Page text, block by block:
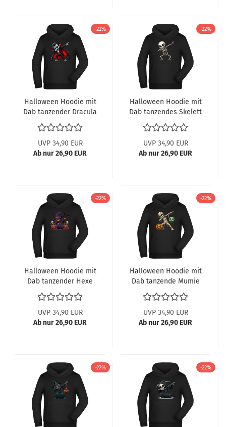
-22%
Halloween Hoodie mit
Dab tanzender Dracula
UVP 34,90 EUR
Ab nur 26,90 EUR
-22%
Halloween Hoodie mit
Dab tanzendes Skelett
UVP 34,90 EUR
Ab nur 26,90 EUR
-22%
Halloween Hoodie mit
Dab tanzender Hexe
mit Kürbiskopf
UVP 34,90 EUR
Ab nur 26,90 EUR
-22%
Halloween Hoodie mit
Dab tanzende Mumie
UVP 34,90 EUR
Ab nur 26,90 EUR
-22% -22%